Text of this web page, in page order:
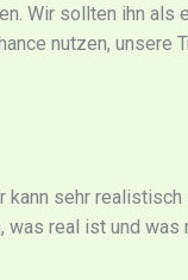
Wir sollten ihn als
nutzen, unsere
kann sehr
real ist und was